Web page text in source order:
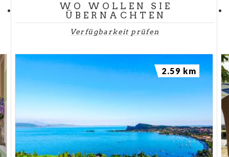
WO WOLLEN SIE
ÜBERNACHTEN
Verfügbarkeit prüfen
2.59 km